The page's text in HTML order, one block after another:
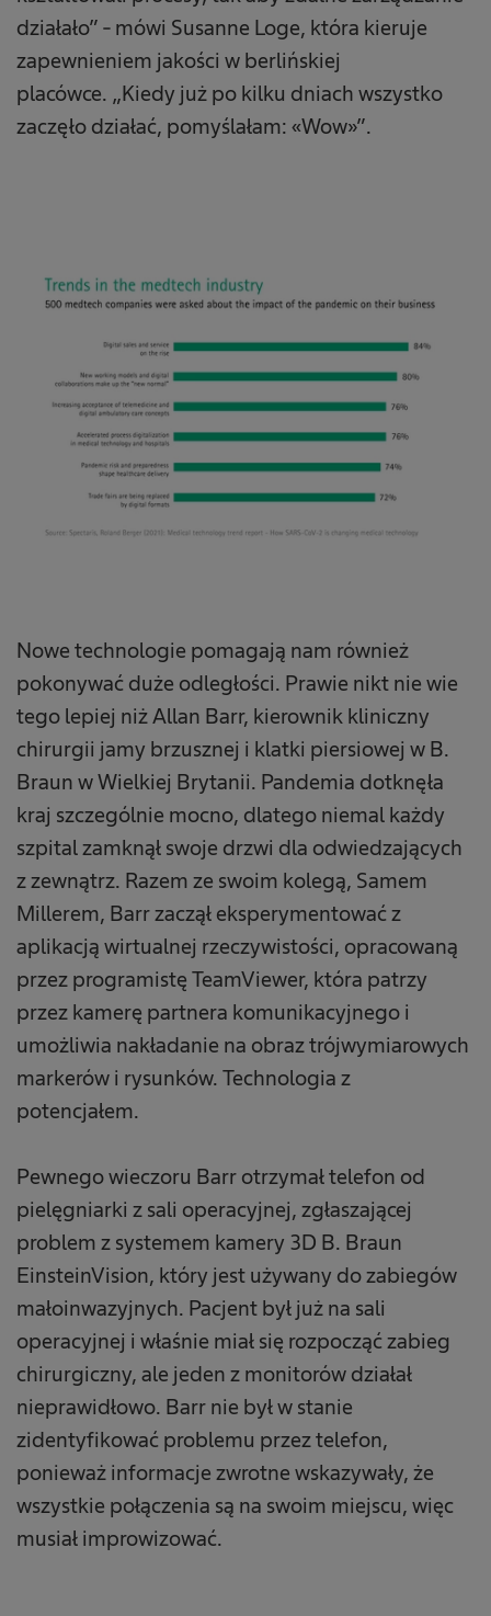
działało” - mówi Susanne Loge, która kieruje
zapewnieniem jakości w berlińskiej
placówce. „Kiedy już po kilku dniach wszystko
zaczęło działać, pomyślałam: «Wow»”.
Nowe technologie pomagają nam również
pokonywać duże odległości. Prawie nikt nie wie
tego lepiej niż Allan Barr, kierownik kliniczny
chirurgii jamy brzusznej i klatki piersiowej w B.
Braun w Wielkiej Brytanii. Pandemia dotknęła
kraj szczególnie mocno, dlatego niemal każdy
szpital zamknął swoje drzwi dla odwiedzających
z zewnątrz. Razem ze swoim kolegą, Samem
Millerem, Barr zaczął eksperymentować z
aplikacją wirtualnej rzeczywistości, opracowaną
przez programistę TeamViewer, która patrzy
przez kamerę partnera komunikacyjnego i
umożliwia nakładanie na obraz trójwymiarowych
markerów i rysunków. Technologia z
potencjałem.
Pewnego wieczoru Barr otrzymał telefon od
pielęgniarki z sali operacyjnej, zgłaszającej
problem z systemem kamery 3D B. Braun
EinsteinVision, który jest używany do zabiegów
małoinwazyjnych. Pacjent był już na sali
operacyjnej i właśnie miał się rozpocząć zabieg
chirurgiczny, ale jeden z monitorów działał
nieprawidłowo. Barr nie był w stanie
zidentyfikować problemu przez telefon,
ponieważ informacje zwrotne wskazywały, że
wszystkie połączenia są na swoim miejscu, więc
musiał improwizować.